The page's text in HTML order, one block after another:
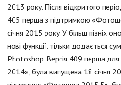
2013 року. Після відкритого
405 перша з підтримкою
січня 2015 року. У більш пізніх
нові функції, тільки додається
Photoshop. Версія 409 перша
2014», була випущена 18 січня